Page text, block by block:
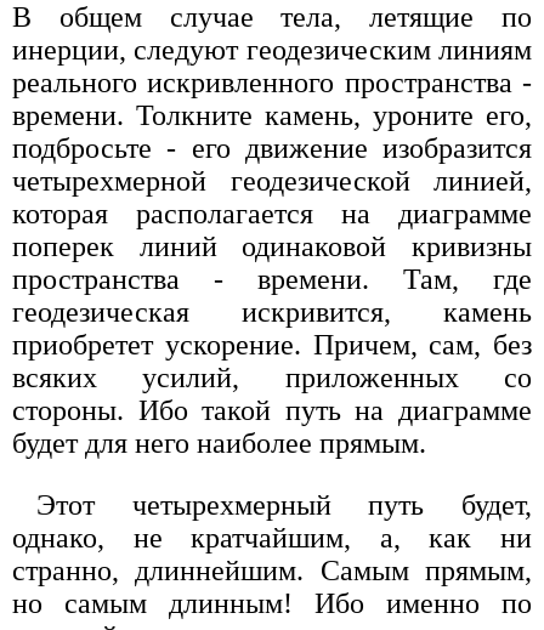
В общем случае тела, летящие по
инерции, следуют геодезическим линиям
реального искривленного пространства -
времени. Толкните камень, уроните его,
подбросьте - его движение изобразится
четырехмерной геодезической линией,
которая располагается на диаграмме
поперек линий одинаковой кривизны
пространства - времени. Там, где
геодезическая искривится, камень
приобретет ускорение. Причем, сам, без
всяких усилий, приложенных со
стороны. Ибо такой путь на диаграмме
будет для него наиболее прямым.
Этот четырехмерный путь будет,
однако, не кратчайшим, а, как ни
странно, длиннейшим. Самым прямым,
но самым длинным! Ибо именно по